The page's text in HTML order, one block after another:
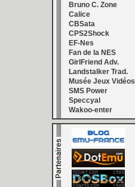
Bruno C. Zone
Calice
CBSata
CPS2Shock
EF-Nes
Fan de la NES
GirlFriend Adv.
Landstalker Trad.
Musée Jeux Vidéos
SMS Power
Speccyal
Wakoo-enter